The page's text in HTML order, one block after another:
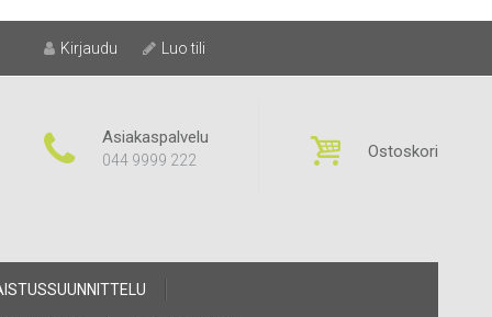
Kirjaudu Luo tili
Asiakaspalvelu
044 9999 222 Ostoskori